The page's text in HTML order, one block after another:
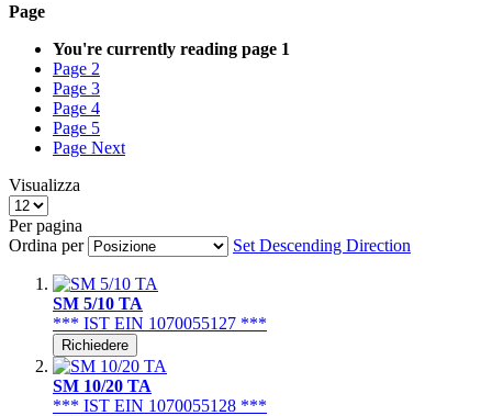
Page
You're currently reading page 1
Page 2
Page 3
Page 4
Page 5
Page Next
Visualizza
Per pagina
Ordina per
Set Descending Direction
SM 5/10 TA
*** IST EIN 1070055127 ***
Richiedere
SM 10/20 TA
*** IST EIN 1070055128 ***